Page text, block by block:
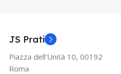
JS Prati
Piazza dell'Unità 10, 00192
Roma